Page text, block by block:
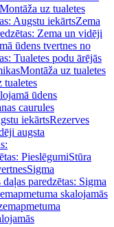
uz tualetes
Augstu iekārtsZema
Zema un vidēji
ūdens tvertnes no
Tualetes podu ārējās
Montāža uz tualetes
tualetes
ūdens
caurules
iekārtsRezerves
augsta
PieslēgumiStūra
Sigma
daļas paredzētas: Sigma
skalojamās